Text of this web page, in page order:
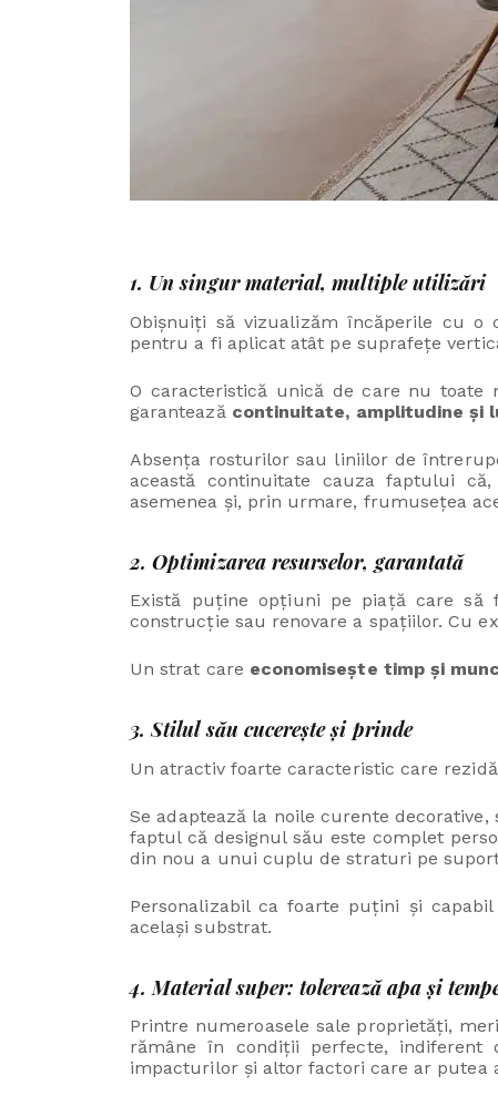
1. Un singur material, multiple utilizări
Obișnuiți să vizualizăm încăperile cu o
pentru a fi aplicat atât pe suprafețe
O caracteristică unică de care nu toate
garantează continuitate, amplitudine și
Absența rosturilor sau liniilor de
această continuitate cauza faptului
asemenea și, prin urmare, frumusețea
2. Optimizarea resurselor, garantată
Există puține opțiuni pe piață care să
construcție sau renovare a spațiilor. Cu
Un strat care economisește timp și
3. Stilul său cucerește și prinde
Un atractiv foarte caracteristic care
Se adaptează la noile curente
faptul că designul său este complet
din nou a unui cuplu de straturi pe
Personalizabil ca foarte puțini și capabil
același substrat.
4. Material super: tolerează apa și
Printre numeroasele sale proprietăți,
rămâne în condiții perfecte, indiferent
impacturilor și altor factori care ar putea